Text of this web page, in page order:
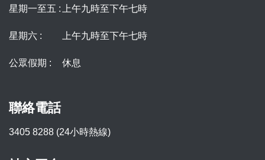
星期一至五 : 上午九時至下午七時
星期六 : 上午九時至下午七時
公眾假期 : 休息
聯絡電話
3405 8288 (24小時熱線)